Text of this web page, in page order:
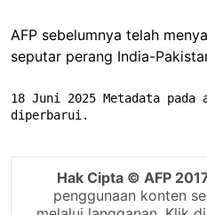
AFP sebelumnya telah
seputar perang India-
18 Juni 2025 Metadata
diperbarui.
Hak Cipta © AFP
penggunaan konten